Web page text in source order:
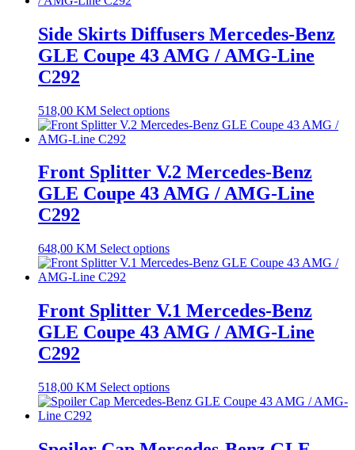
Side Skirts Diffusers Mercedes-Benz
GLE Coupe 43 AMG / AMG-Line
C292
518,00 KM Select options
Front Splitter V.2 Mercedes-Benz
GLE Coupe 43 AMG / AMG-Line
C292
648,00 KM Select options
Front Splitter V.1 Mercedes-Benz
GLE Coupe 43 AMG / AMG-Line
C292
518,00 KM Select options